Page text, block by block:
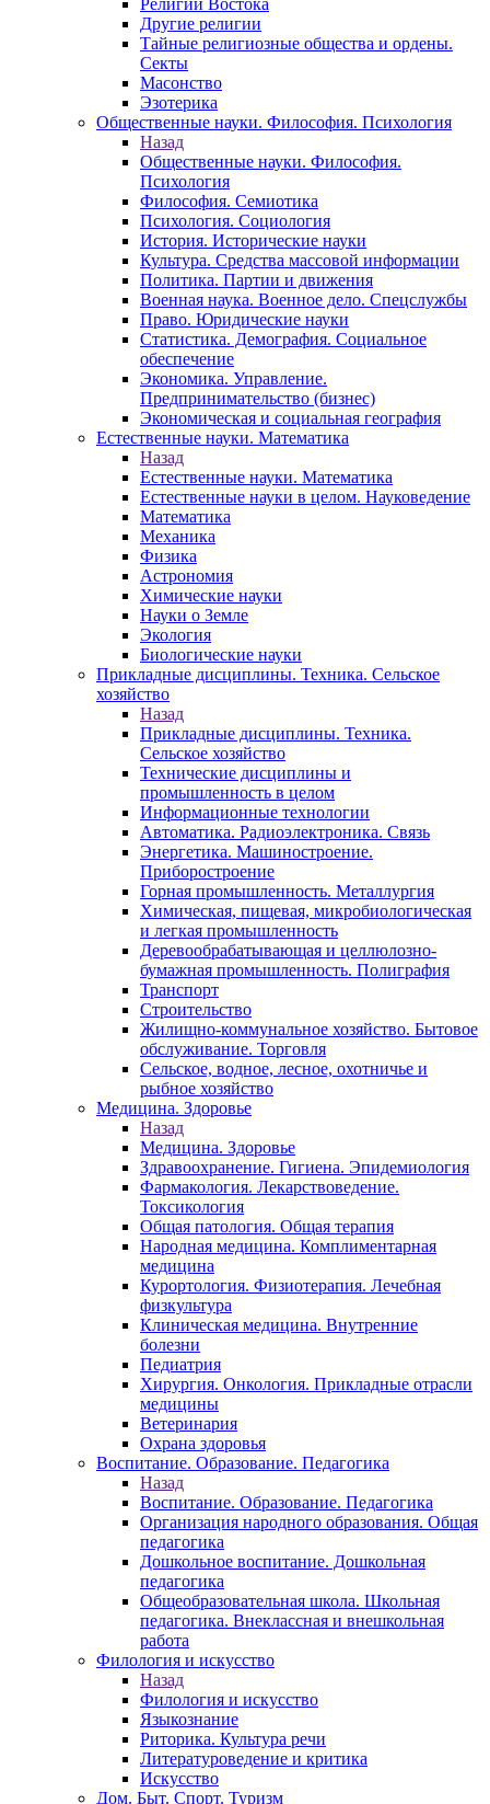
Религии Востока
Другие религии
Тайные религиозные общества и ордены.
Секты
Масонство
Эзотерика
Общественные науки. Философия. Психология
Назад
Общественные науки. Философия.
Психология
Философия. Семиотика
Психология. Социология
История. Исторические науки
Культура. Средства массовой информации
Политика. Партии и движения
Военная наука. Военное дело. Спецслужбы
Право. Юридические науки
Статистика. Демография. Социальное
обеспечение
Экономика. Управление.
Предпринимательство (бизнес)
Экономическая и социальная география
Естественные науки. Математика
Назад
Естественные науки. Математика
Естественные науки в целом. Науковедение
Математика
Механика
Физика
Астрономия
Химические науки
Науки о Земле
Экология
Биологические науки
Прикладные дисциплины. Техника. Сельское
хозяйство
Назад
Прикладные дисциплины. Техника.
Сельское хозяйство
Технические дисциплины и
промышленность в целом
Информационные технологии
Автоматика. Радиоэлектроника. Связь
Энергетика. Машиностроение.
Приборостроение
Горная промышленность. Металлургия
Химическая, пищевая, микробиологическая
и легкая промышленность
Деревообрабатывающая и целлюлозно-
бумажная промышленность. Полиграфия
Транспорт
Строительство
Жилищно-коммунальное хозяйство. Бытовое
обслуживание. Торговля
Сельское, водное, лесное, охотничье и
рыбное хозяйство
Медицина. Здоровье
Назад
Медицина. Здоровье
Здравоохранение. Гигиена. Эпидемиология
Фармакология. Лекарствоведение.
Токсикология
Общая патология. Общая терапия
Народная медицина. Комплиментарная
медицина
Курортология. Физиотерапия. Лечебная
физкультура
Клиническая медицина. Внутренние
болезни
Педиатрия
Хирургия. Онкология. Прикладные отрасли
медицины
Ветеринария
Охрана здоровья
Воспитание. Образование. Педагогика
Назад
Воспитание. Образование. Педагогика
Организация народного образования. Общая
педагогика
Дошкольное воспитание. Дошкольная
педагогика
Общеобразовательная школа. Школьная
педагогика. Внеклассная и внешкольная
работа
Филология и искусство
Назад
Филология и искусство
Языкознание
Риторика. Культура речи
Литературоведение и критика
Искусство
Дом. Быт. Спорт. Туризм